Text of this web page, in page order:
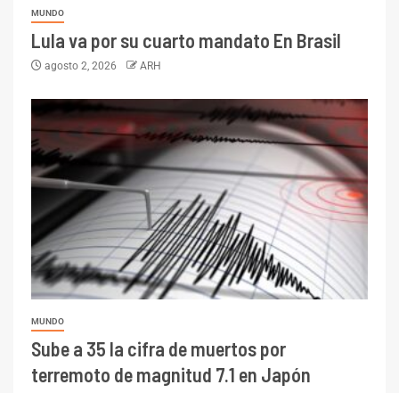
MUNDO
Lula va por su cuarto mandato En Brasil
agosto 2, 2026 ARH
MUNDO
Sube a 35 la cifra de muertos por
terremoto de magnitud 7.1 en Japón